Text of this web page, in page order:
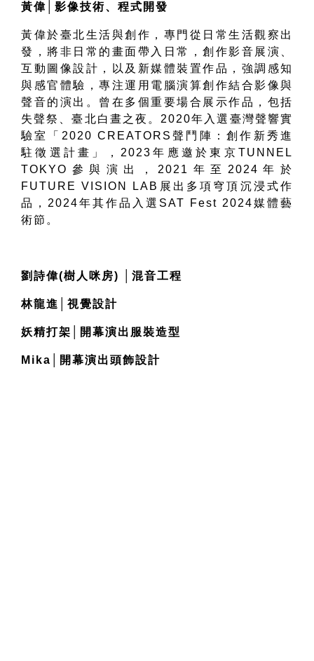
黃偉 影像技術、程式開發
黃偉於臺北生活與創作，專門從日常生活觀察出
發，將非日常的畫面帶入日常，創作影音展演、
互動圖像設計，以及新媒體裝置作品，強調感知
與感官體驗，專注運用電腦演算創作結合影像與
聲音的演出。曾在多個重要場合展示作品，包括
失聲祭、臺北白晝之夜。 2020年入選臺灣聲響實
驗室「 2020 CREATORS 聲鬥陣：創作新秀進
駐徵選計畫」， 2023 年應邀於東京 TUNNEL
TOKYO 參與演出， 2021 年至 2024 年於
FUTURE VISION LAB 展出多項穹頂沉浸式作
品， 2024年其作品入選 SAT Fest 2024媒體藝
術節。
劉詩偉(樹人咪房) │ 混音工程
林龍進 視覺設計
妖精打架 開幕演出服裝造型
Mika│ 開幕演出頭飾設計